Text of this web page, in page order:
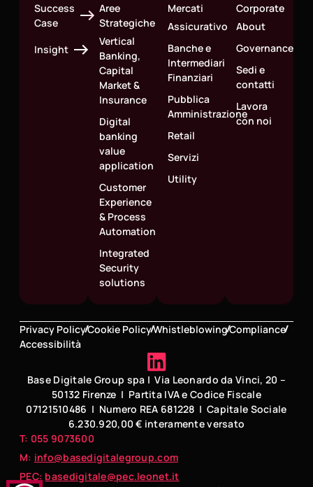
Success
Case
Insight
Aree
Strategiche
Vertical
Banking,
Capital
Market &
Insurance
Digital
banking
value
application
Customer
Experience
& Process
Automation
Integrated
Security
solutions
Mercati
Assicurativo
Banche e
Intermediari
Finanziari
Pubblica
Amministrazione
Retail
Servizi
Utility
Corporate
About
Governance
Sedi e
contatti
Lavora
con noi
Privacy PolicyCookie PolicyWhistleblowingCompliance
Accessibilità
Base Digitale Group spa | Via Leonardo da Vinci, 20 –
50132 Firenze | Partita IVA e Codice Fiscale
07121510486 | Numero REA 681228 | Capitale Sociale
6.230.920,00 € interamente versato
T: 055 9073600
M: info@basedigitalegroup.com
PEC: basedigitale@pec.leonet.it